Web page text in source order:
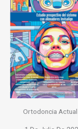
Ortodoncia